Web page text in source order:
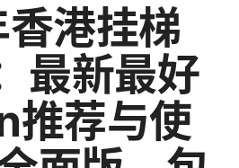
港挂梯
最新最好
推荐与使